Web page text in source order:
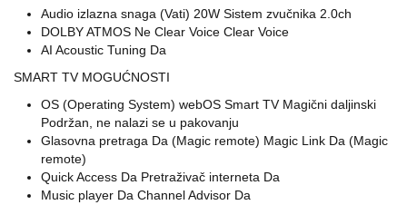
Audio izlazna snaga (Vati) 20W Sistem zvučnika 2.0ch
DOLBY ATMOS Ne Clear Voice Clear Voice
AI Acoustic Tuning Da
SMART TV MOGUĆNOSTI
OS (Operating System) webOS Smart TV Magični daljinski
Podržan, ne nalazi se u pakovanju
Glasovna pretraga Da (Magic remote) Magic Link Da (Magic
remote)
Quick Access Da Pretraživač interneta Da
Music player Da Channel Advisor Da